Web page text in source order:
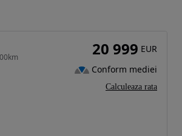
20 999 EUR
Conform mediei
Calculeaza rata